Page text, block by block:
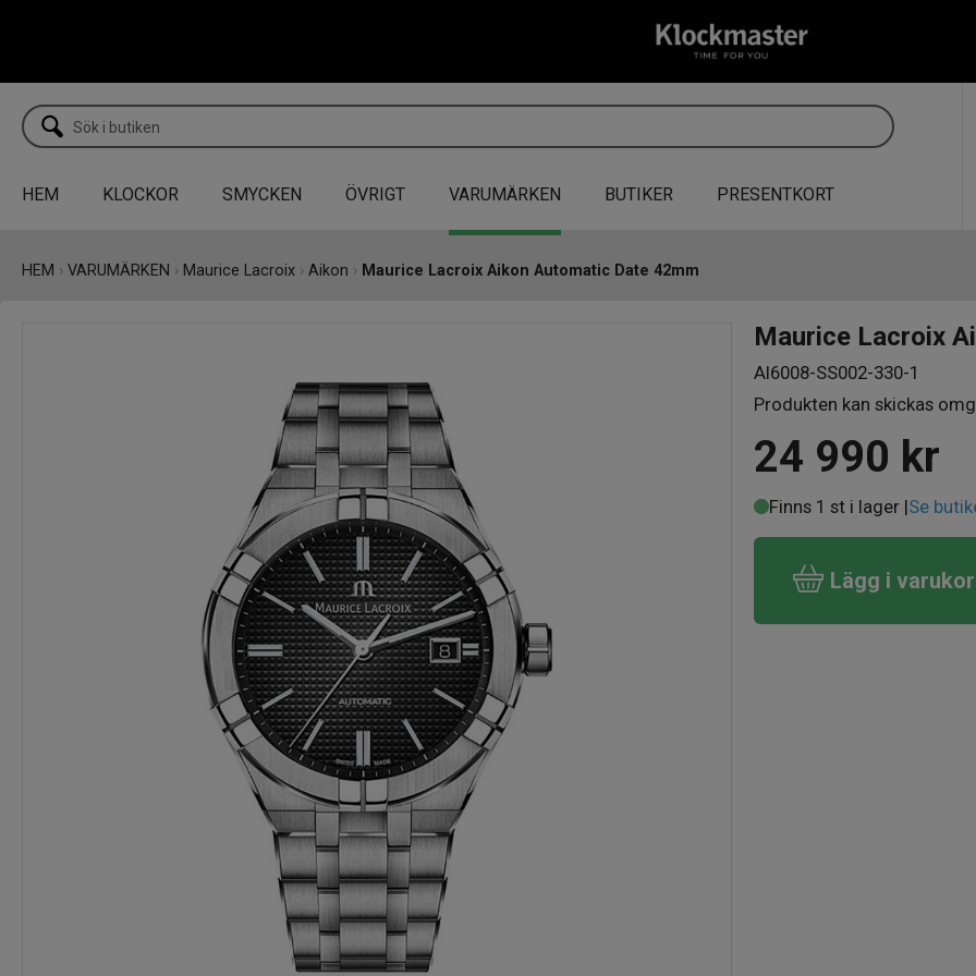
HEM KLOCKOR SMYCKEN ÖVRIGT VARUMÄRKEN BUTIKER PRESENTKORT
HEM › VARUMÄRKEN › Maurice Lacroix › Aikon › Maurice Lacroix Aikon Automatic Date 42mm
Maurice Lacroix
AI6008-SS002-330-1
Produkten kan skickas
24 990 kr
Finns 1 st i lager |Se
Lägg i